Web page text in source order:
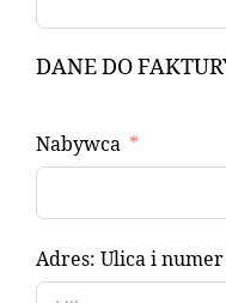
DANE DO
Nabywca
Adres: Ulica i numer